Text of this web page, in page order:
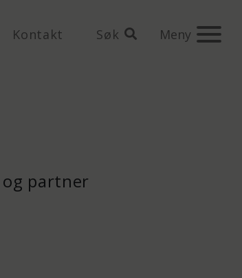
Kontakt Søk Meny
partner